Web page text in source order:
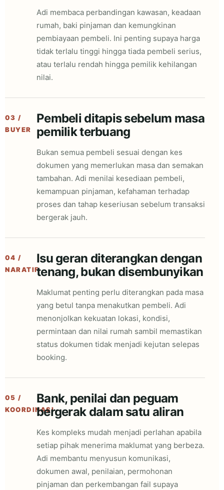
Adi membaca perbandingan kawasan, keadaan
rumah, baki pinjaman dan kemungkinan
pembiayaan pembeli. Ini penting supaya harga
tidak terlalu tinggi hingga tiada pembeli serius,
atau terlalu rendah hingga pemilik kehilangan
nilai.
03 /
BUYER
Pembeli ditapis sebelum masa
pemilik terbuang
Bukan semua pembeli sesuai dengan kes
dokumen yang memerlukan masa dan semakan
tambahan. Adi menilai kesediaan pembeli,
kemampuan pinjaman, kefahaman terhadap
proses dan tahap keseriusan sebelum transaksi
bergerak jauh.
04 /
NARATIF
Isu geran diterangkan dengan
tenang, bukan disembunyikan
Maklumat penting perlu diterangkan pada masa
yang betul tanpa menakutkan pembeli. Adi
menonjolkan kekuatan lokasi, kondisi,
permintaan dan nilai rumah sambil memastikan
status dokumen tidak menjadi kejutan selepas
booking.
05 /
KOORDINASI
Bank, penilai dan peguam
bergerak dalam satu aliran
Kes kompleks mudah menjadi perlahan apabila
setiap pihak menerima maklumat yang berbeza.
Adi membantu menyusun komunikasi,
dokumen awal, penilaian, permohonan
pinjaman dan perkembangan fail supaya